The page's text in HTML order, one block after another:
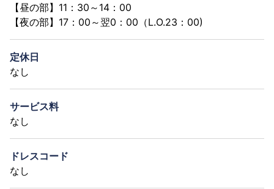
【昼の部】11：30～14：00
【夜の部】17：00～翌0：00（L.O.23：00)
定休日
なし
サービス料
なし
ドレスコード
なし